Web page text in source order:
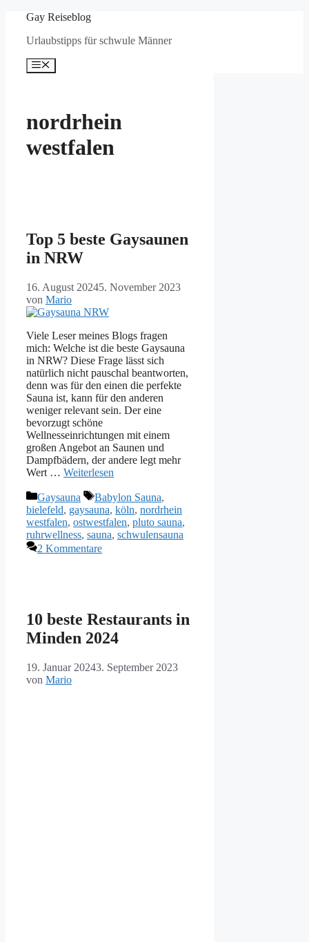
springen
Gay Reiseblog
Urlaubstipps für schwule Männer
Menü
nordrhein
westfalen
Top 5 beste Gaysaunen
in NRW
16. August 20245. November 2023
von Mario
Viele Leser meines Blogs fragen
mich: Welche ist die beste Gaysauna
in NRW? Diese Frage lässt sich
natürlich nicht pauschal beantworten,
denn was für den einen die perfekte
Sauna ist, kann für den anderen
weniger relevant sein. Der eine
bevorzugt schöne
Wellnesseinrichtungen mit einem
großen Angebot an Saunen und
Dampfbädern, der andere legt mehr
Wert … Weiterlesen
Kategorien
Gaysauna Schlagwörter
Babylon Sauna,
bielefeld, gaysauna, köln, nordrhein
westfalen, ostwestfalen, pluto sauna,
ruhrwellness, sauna, schwulensauna
2 Kommentare
10 beste Restaurants in
Minden 2024
19. Januar 20243. September 2023
von Mario